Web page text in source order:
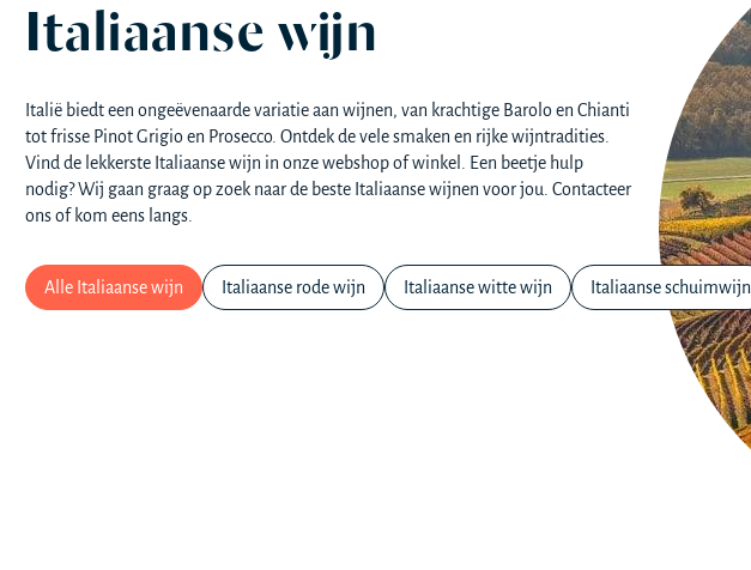
Italiaanse wijn
Italië biedt een ongeëvenaarde variatie aan wijnen, van krachtige Barolo en Chianti
tot frisse Pinot Grigio en Prosecco. Ontdek de vele smaken en rijke wijntradities.
Vind de lekkerste Italiaanse wijn in onze webshop of winkel. Een beetje hulp
nodig? Wij gaan graag op zoek naar de beste Italiaanse wijnen voor jou. Contacteer
ons of kom eens langs.
Alle Italiaanse wijn Italiaanse rode wijn Italiaanse witte wijn Italiaanse schuimwijn